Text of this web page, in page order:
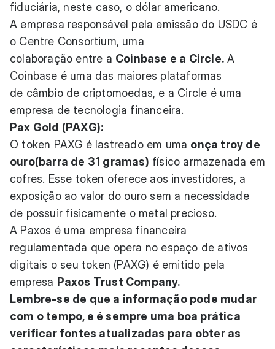
fiduciária, neste caso, o dólar americano.
A empresa responsável pela emissão do USDC é
o Centre Consortium, uma
colaboração entre a Coinbase e a Circle. A
Coinbase é uma das maiores plataformas
de câmbio de criptomoedas, e a Circle é uma
empresa de tecnologia financeira.
Pax Gold (PAXG):
O token PAXG é lastreado em uma onça troy de
ouro(barra de 31 gramas) físico armazenada em
cofres. Esse token oferece aos investidores, a
exposição ao valor do ouro sem a necessidade
de possuir fisicamente o metal precioso.
A Paxos é uma empresa financeira
regulamentada que opera no espaço de ativos
digitais o seu token (PAXG) é emitido pela
empresa Paxos Trust Company.
Lembre-se de que a informação pode mudar
com o tempo, e é sempre uma boa prática
verificar fontes atualizadas para obter as